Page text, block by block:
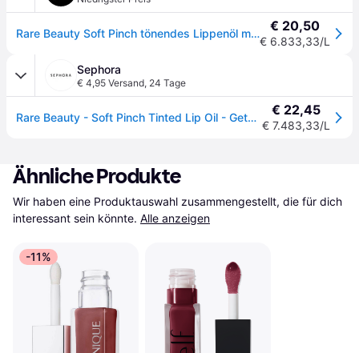
Rare Beauty Soft Pinch tönendes Lippenöl mit feuchtigkeitsspendender Wirkung Farbton Honesty 3 ml € 20,50
€ 6.833,33/L
Sephora
€ 4,95 Versand, 24 Tage
Rare Beauty - Soft Pinch Tinted Lip Oil - Getöntes Lippenöl - soft Pinch Tinted Lip Oil - Honesty - 3 ml € 22,45
€ 7.483,33/L
Ähnliche Produkte
Wir haben eine Produktauswahl zusammengestellt, die für dich
interessant sein könnte. Alle anzeigen
-11%